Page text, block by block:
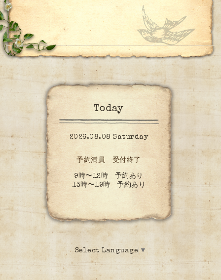
Today
2026.08.08 Saturday
予約満員 受付終了
9時〜12時 予約あり
13時〜19時 予約あり
Select Language ▼